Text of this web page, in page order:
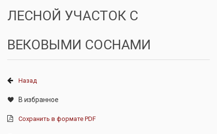
ЛЕСНОЙ УЧАСТОК С
ВЕКОВЫМИ СОСНАМИ
Назад
В избранное
Сохранить в формате PDF